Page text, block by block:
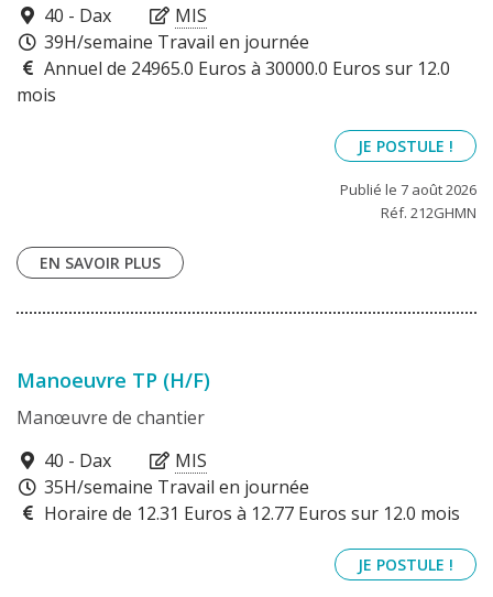
40100
40 - Dax
MIS
39H/semaine Travail en journée
Annuel de 24965.0 Euros à 30000.0 Euros sur 12.0
mois
JE POSTULE !
Publié le 7 août 2026
Réf. 212GHMN
EN SAVOIR PLUS
Manoeuvre TP (H/F)
Manœuvre de chantier
40100
40 - Dax
MIS
35H/semaine Travail en journée
Horaire de 12.31 Euros à 12.77 Euros sur 12.0 mois
JE POSTULE !